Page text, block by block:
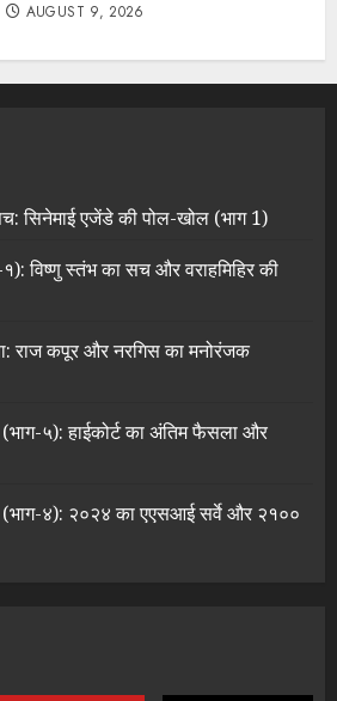
AUGUST 9, 2026
सिनेमाई एजेंडे की पोल-खोल (भाग 1)
विष्णु स्तंभ का सच और वराहमिहिर की
राज कपूर और नरगिस का मनोरंजक
(भाग-५): हाईकोर्ट का अंतिम फैसला और
(भाग-४): २०२४ का एएसआई सर्वे और २१००